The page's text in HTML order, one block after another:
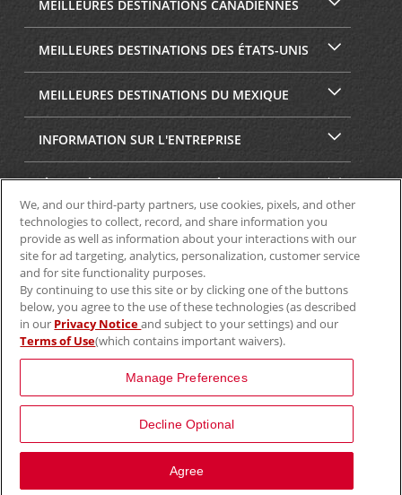
MEILLEURES DESTINATIONS CANADIENNES
MEILLEURES DESTINATIONS DES ÉTATS-UNIS
MEILLEURES DESTINATIONS DU MEXIQUE
INFORMATION SUR L'ENTREPRISE
SÉCURITÉ ET CONFIDENTIALITÉ
We, and our third-party partners, use cookies, pixels, and other
technologies to collect, record, and share information you
provide as well as information about your interactions with our
site for ad targeting, analytics, personalization, customer service
and for site functionality purposes.
By continuing to use this site or by clicking one of the buttons
below, you agree to the use of these technologies (as described
in our Privacy Noticeand subject to your settings) and our
Terms of Use(which contains important waivers).
Manage Preferences
Decline Optional
Agree